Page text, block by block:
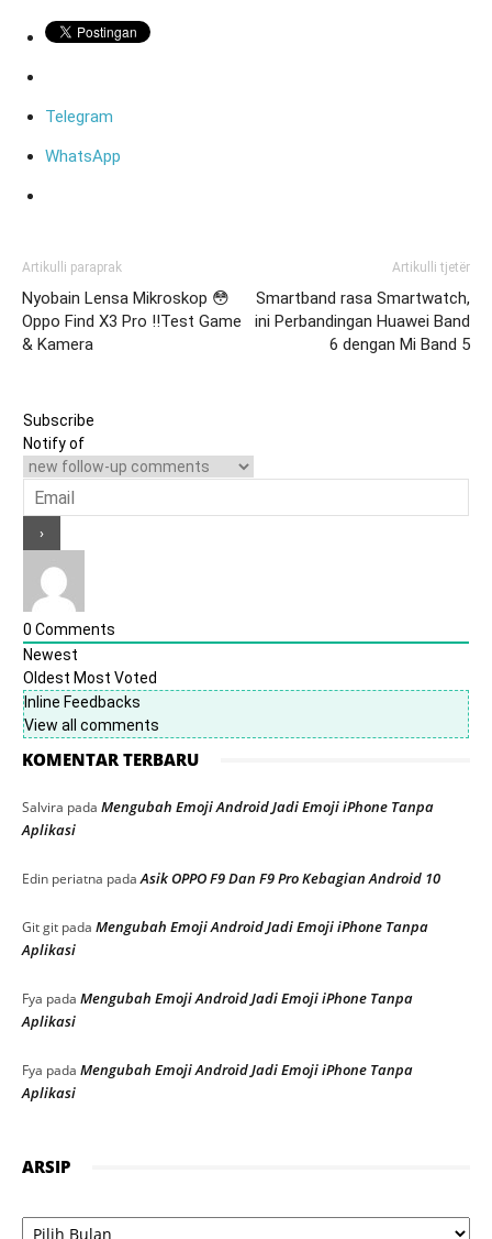
Telegram
WhatsApp
Artikulli paraprak
Nyobain Lensa Mikroskop 😳
Oppo Find X3 Pro ‼️Test Game
& Kamera
Artikulli tjetër
Smartband rasa Smartwatch,
ini Perbandingan Huawei Band
6 dengan Mi Band 5
Subscribe
Notify of
0 Comments
Newest
Oldest Most Voted
Inline Feedbacks
View all comments
KOMENTAR TERBARU
Salvira pada Mengubah Emoji Android Jadi Emoji iPhone Tanpa
Aplikasi
Edin periatna padaAsik OPPO F9 Dan F9 Pro Kebagian Android 10
Git git pada Mengubah Emoji Android Jadi Emoji iPhone Tanpa
Aplikasi
Fya pada Mengubah Emoji Android Jadi Emoji iPhone Tanpa
Aplikasi
Fya pada Mengubah Emoji Android Jadi Emoji iPhone Tanpa
Aplikasi
ARSIP
Arsip